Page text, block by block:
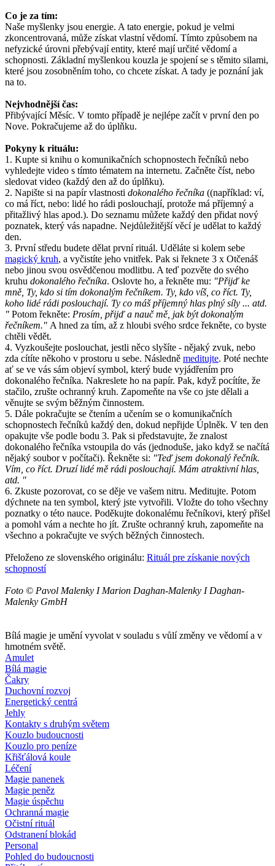
Co je za tím:
Naše myšlenky jsou energie. A tato energie, pokud je velmi
zkoncentrovaná, může získat vlastní vědomí. Tímto způsobem na
nefyzické úrovni přebývají entity, které mají určité vědomí a
schopnosti. Základní myšlenkou kouzla je spojení se s těmito silami,
které jsou zosobněním toho, co chcete získat. A tady je poznání jak
na to.
Nejvhodnější čas:
Přibývající Měsíc. V tomto případě je nejlépe začít v první den po
Nove. Pokračujeme až do úplňku.
Pokyny k rituálu:
1. Kupte si knihu o komunikačních schopnostech řečníků nebo
vyhledejte video s tímto tématem na internetu. Začněte číst, nebo
sledovat video (každý den až do úplňku).
2. Napište si na papír vlastnosti dokonalého řečníka ((například: ví,
co má říct, nebo: lidé ho rádi poslouchají, protože má příjemný a
přitažlivý hlas apod.). Do seznamu můžete každý den přidat nový
poznatek, který vás napadne. Nejdůležitější věcí je udělat to každý
den.
3. První středu budete dělat první rituál. Uděláte si kolem sebe
magický kruh, a vyčistíte jeho vnitřek. Pak si řeknete 3 x Otčenáš
nebo jinou svou osvědčenou modlitbu. A teď pozvěte do svého
kruhu dokonalého řečníka. Oslovte ho, a řekněte mu: "Přijď ke
mně, Ty, kdo si tím dokonalým řečníkem. Ty, kdo víš, co říct. Ty,
koho lidé rádi poslouchají. Ty co máš příjemný hlas plný síly ... atd.
" Potom řekněte: Prosím, přijď a nauč mě, jak být dokonalým
řečníkem." A hned za tím, až z hloubi svého srdce řekněte, co byste
chtěli vědět.
4. Vyzkoušejte poslouchat, jestli něco slyšíte - nějaký zvuk, nebo
zda cítíte někoho v prostoru u sebe. Následně meditujte. Poté nechte
ať se ve vás sám objeví symbol, který bude vyjádřením pro
dokonalého řečníka. Nakreslete ho na papír. Pak, když pocítíte, že
stačilo, zrušte ochranný kruh. Zapomeňte na vše co jste dělali a
věnujte se svým běžným činnostem.
5. Dále pokračujte se čtením a učením se o komunikačních
schopnostech řečníků každý den, dokud nepřijde Úplněk. V ten den
opakujte vše podle bodu 3. Pak si představujte, že znalost
dokonalého řečníka vstoupila do vás (jednoduše, jako když se načítá
nějaký soubor v počítači). Řekněte si: "Teď jsem dokonalý řečník.
Vím, co říct. Druzí lidé mě rádi poslouchají. Mám atraktivní hlas,
atd. "
6. Zkuste pozorovat, co se děje ve vašem nitru. Meditujte. Potom
dýchnete na ten symbol, který jste vytvořili. Vložte do toho všechny
poznatky o této nauce. Poděkujte dokonalému řečníkovi, který přišel
a pomohl vám a nechte ho jít. Zrušte ochranný kruh, zapomeňte na
všechno a pokračujte ve svých běžných činnostech.
Přeloženo ze slovenského originálu: Rituál pre získanie nových
schopností
Foto © Pavol Malenky I Marion Daghan-Malenky I Daghan-
Malenky GmbH
Bílá magie je umění vyvolat v souladu s vůlí změny ve vědomí a v
hmotném světě.
Amulet
Bílá magie
Čakry
Duchovní rozvoj
Energetický centrá
Jehly
Kontakty s druhým světem
Kouzlo budoucnosti
Kouzlo pro peníze
Křišťálová koule
Léčení
Magie panenek
Magie peněz
Magie úspěchu
Ochranná magie
Očistní rituál
Odstranení blokád
Personal
Pohled do budoucnosti